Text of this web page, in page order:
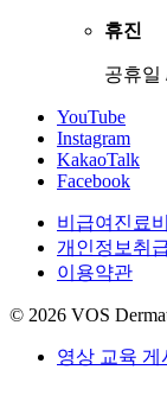
휴진
공휴일
YouTube
Instagram
KakaoTalk
Facebook
비급여진료비
개인정보취
이용약관
© 2026 VOS
영상 교육 게